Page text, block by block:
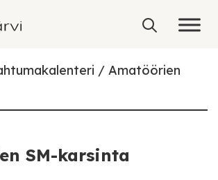
Amatöörien
SM-karsinta